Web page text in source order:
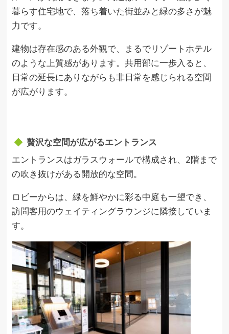
暮らす住宅地で、落ち着いた街並みと緑の多さが魅
力です。
建物は存在感のある外観で、まるでリゾートホテル
のような上質感があります。共用部に一歩入ると、
日常の延長にありながらも非日常を感じられる空間
が広がります。
贅沢な空間が広がるエントランス
エントランスはガラスウォールで構成され、2階まで
の吹き抜けがある開放的な空間。
ロビーからは、緑を鮮やかに彩る中庭も一望でき、
訪問客用のウェイティングラウンジに隣接していま
す。